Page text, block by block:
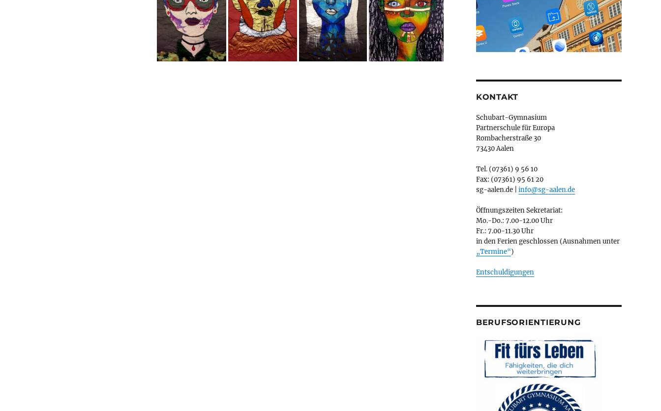
KONTAKT
Schubart-Gymnasium
Partnerschule für Europa
Rombacherstraße 30
73430 Aalen
Tel. (07361) 9 56 10
Fax: (07361) 95 61 20
sg-aalen.de | info@sg-aalen.de
Öffnungszeiten Sekretariat:
Mo.-Do.: 7.00-12.00 Uhr
Fr.: 7.00-11.30 Uhr
in den Ferien geschlossen (Ausnahmen unter
„Termine“)
Entschuldigungen
BERUFSORIENTIERUNG